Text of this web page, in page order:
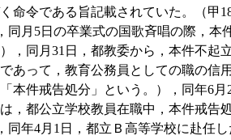
命令である旨記載されていた。（甲18
月5日の卒業式の国歌斉唱の際，本
，同月31日，都教委から，本件不起
あって，教育公務員としての職の信
本件戒告処分」という。），同年6
，都公立学校教員在職中，本件戒告
年4月1日，都立Ｂ高等学校に赴任し